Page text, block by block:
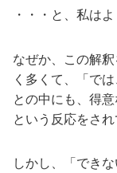
・・・と、私は
なぜか、この解
く多くて、「で
との中にも、得
という反応をさ
しかし、「でき